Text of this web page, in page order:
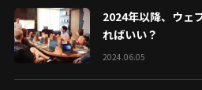
2024年以降、ウェ
ればいい？
2024.06.05